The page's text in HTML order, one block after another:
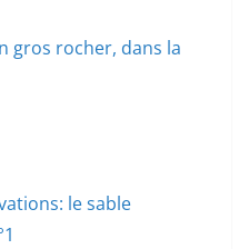
gros rocher, dans la
le sable